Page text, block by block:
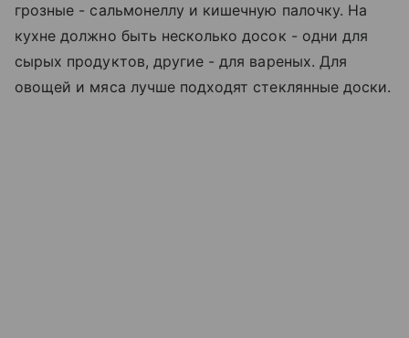
грозные - сальмонеллу и кишечную палочку. На
кухне должно быть несколько досок - одни для
сырых продуктов, другие - для вареных. Для
овощей и мяса лучше подходят стеклянные доски.